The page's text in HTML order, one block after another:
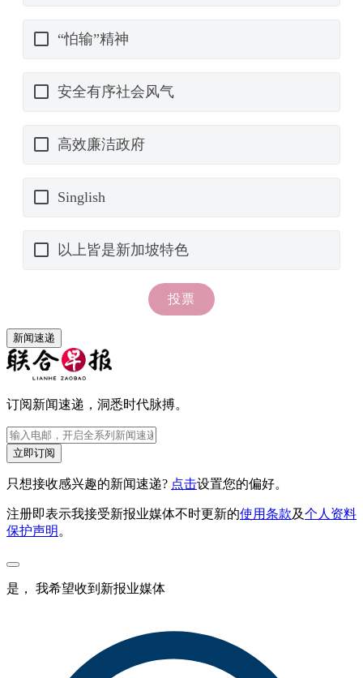
新闻速递
订阅新闻速递，洞悉时代脉搏。
立即订阅
只想接收感兴趣的新闻速递? 点击设置您的偏好。
注册即表示我接受新报业媒体不时更新的使用条款及个人资料
保护声明 。
是， 我希望收到新报业媒体